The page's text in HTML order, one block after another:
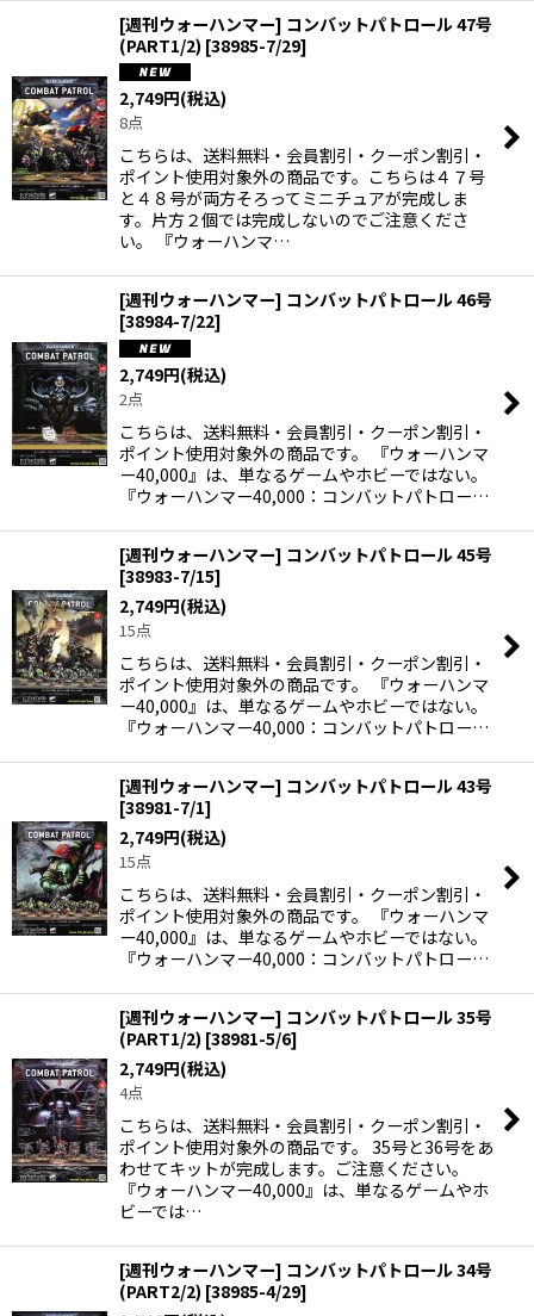
[週刊ウォーハンマー] コンバットパトロール 47号
(PART1/2) [38985-7/29]
2,749円(税込)
8点
こちらは、送料無料・会員割引・クーポン割引・
ポイント使用対象外の商品です。こちらは４７号
と４８号が両方そろってミニチュアが完成しま
す。片方２個では完成しないのでご注意くださ
い。 『ウォーハンマ…
[週刊ウォーハンマー] コンバットパトロール 46号
[38984-7/22]
2,749円(税込)
2点
こちらは、送料無料・会員割引・クーポン割引・
ポイント使用対象外の商品です。 『ウォーハンマ
ー40,000』は、単なるゲームやホビーではない。
『ウォーハンマー40,000：コンバットパトロー…
[週刊ウォーハンマー] コンバットパトロール 45号
[38983-7/15]
2,749円(税込)
15点
こちらは、送料無料・会員割引・クーポン割引・
ポイント使用対象外の商品です。 『ウォーハンマ
ー40,000』は、単なるゲームやホビーではない。
『ウォーハンマー40,000：コンバットパトロー…
[週刊ウォーハンマー] コンバットパトロール 43号
[38981-7/1]
2,749円(税込)
15点
こちらは、送料無料・会員割引・クーポン割引・
ポイント使用対象外の商品です。 『ウォーハンマ
ー40,000』は、単なるゲームやホビーではない。
『ウォーハンマー40,000：コンバットパトロー…
[週刊ウォーハンマー] コンバットパトロール 35号
(PART1/2) [38981-5/6]
2,749円(税込)
4点
こちらは、送料無料・会員割引・クーポン割引・
ポイント使用対象外の商品です。 35号と36号をあ
わせてキットが完成します。ご注意ください。
『ウォーハンマー40,000』は、単なるゲームやホ
ビーでは…
[週刊ウォーハンマー] コンバットパトロール 34号
(PART2/2) [38985-4/29]